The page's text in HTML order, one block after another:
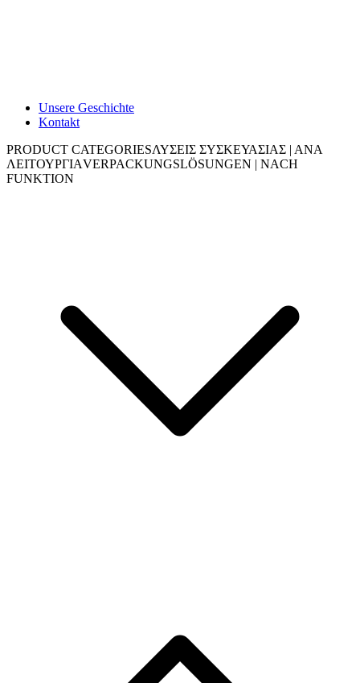
Unsere Geschichte
Kontakt
PRODUCT CATEGORIESΛΥΣΕΙΣ ΣΥΣΚΕΥΑΣΙΑΣ | ΑΝΑ
ΛΕΙΤΟΥΡΓΙΑVERPACKUNGSLÖSUNGEN | NACH
FUNKTION